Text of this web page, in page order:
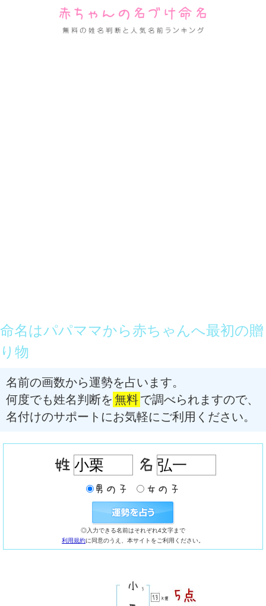
命名はパパママから赤ちゃんへ最初の贈
り物
名前の画数から運勢を占います。
何度でも姓名判断を 無料で調べられますので、
名付けのサポートにお気軽にご利用ください。
◎入力できる名前はそれぞれ4文字まで
利用規約に同意のうえ、本サイトをご利用ください。